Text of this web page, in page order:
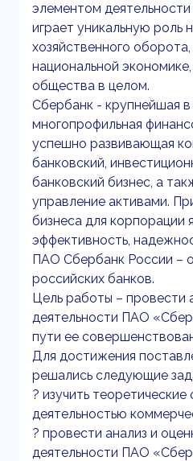
элементом
играет уникальную роль
хозяйственного
национальной
общества в целом.
Сбербанк - крупнейшая
многопрофильная
успешно развивающая
банковский,
банковский бизнес, а
управление активами.
бизнеса для корпорации
эффективность,
ПАО Сбербанк России –
российских банков.
Цель работы – провести
деятельности ПАО
пути ее
Для достижения
решались следующие
? изучить
деятельностью
? провести анализ и
деятельности ПАО